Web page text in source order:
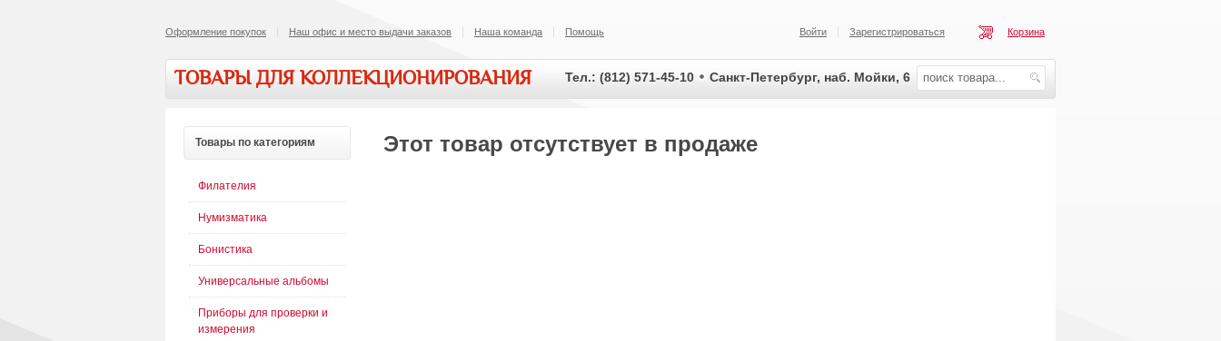
Оформление покупок Наш офис и место выдачи заказов Наша команда Помощь Корзина
Зарегистрироваться
Войти
ТОВАРЫ ДЛЯ КОЛЛЕКЦИОНИРОВАНИЯ Тел.: (812) 571-45-10 Санкт-Петербург, наб. Мойки, 6
Этот товар отсутствует в продаже
Товары по категориям
Филателия
Нумизматика
Бонистика
Универсальные альбомы
Приборы для проверки и
измерения